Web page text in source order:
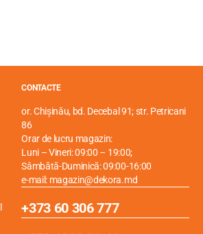
CONTACTE
or. Chișinău, bd. Decebal 91; str. Petricani
86
Orar de lucru magazin:
Luni – Vineri: 09:00 – 19:00;
Sâmbătă-Duminică: 09:00-16:00
e-mail: magazin@dekora.md
+373 60 306 777